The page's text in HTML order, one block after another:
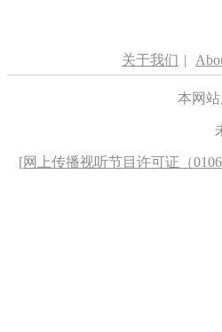
关于我们 |
本网
[网上传播视听节目许可证（